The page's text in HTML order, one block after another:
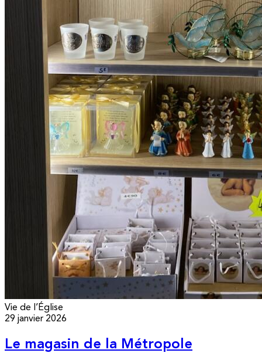
Vie de l’Église
29 janvier 2026
Le magasin de la Métropole